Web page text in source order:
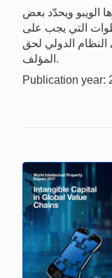
الويبو ويحدّد بعض
التي يجب على
النظام الدولي لحق
المؤلف.
Publication year: